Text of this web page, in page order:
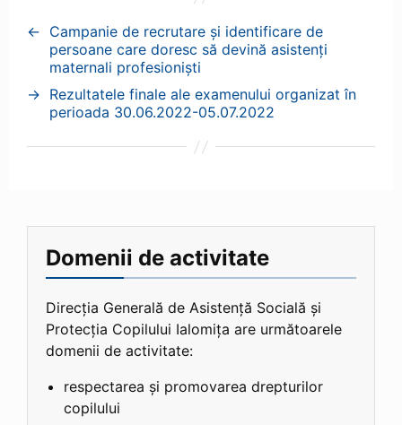
← Campanie de recrutare și identificare de
persoane care doresc să devină asistenți
maternali profesioniști
→ Rezultatele finale ale examenului organizat în
perioada 30.06.2022-05.07.2022
Domenii de activitate
Direcția Generală de Asistență Socială și
Protecția Copilului Ialomița are următoarele
domenii de activitate:
respectarea și promovarea drepturilor
copilului